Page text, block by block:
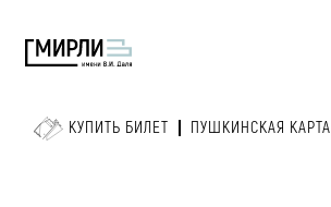
КУПИТЬ БИЛЕТ ПУШКИНСКАЯ КАРТА